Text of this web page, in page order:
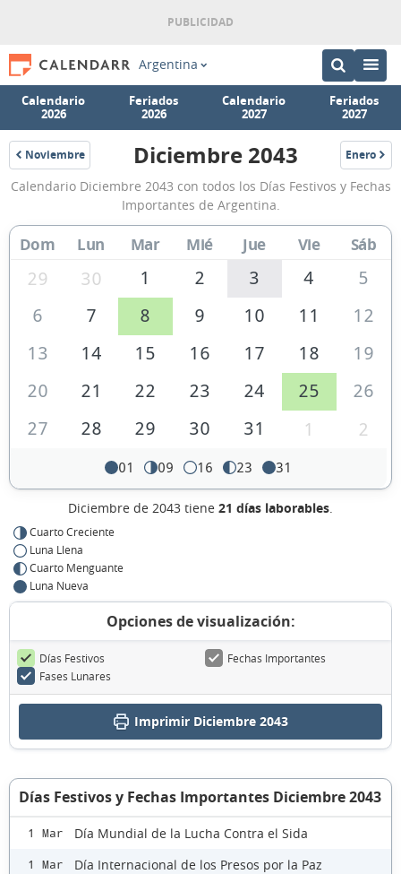
Argentina
Calendario
2026
Feriados
2026
Calendario
2027
Feriados
2027
Noviembre
2043
Calendario
Diciembre
2043
Argentina
Diciembre 2043 Enero
2044
Calendario Diciembre 2043 con todos los Días Festivos y Fechas
Importantes de Argentina.
Dom Lun Mar Mié Jue Vie Sáb
29 30 1 2 3 4
5
6
7 8 9 10 11
12
13
14 15 16 17 18
19
20
21 22 23 24 25
26
27
28 29 30 31 1 2
01 09 16 23 31
Diciembre de 2043 tiene 21 días laborables.
Cuarto Creciente
Luna Llena
Cuarto Menguante
Luna Nueva
Opciones de visualización:
Días Festivos
Fechas Importantes
Fases Lunares
Imprimir Diciembre 2043
Días Festivos y Fechas Importantes Diciembre 2043
1 Mar Día Mundial de la Lucha Contra el Sida
1 Mar Día Internacional de los Presos por la Paz